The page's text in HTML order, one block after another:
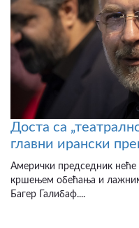
Доста са
главни ирански
Амерички председник
кршењем обећања и
Багер Галибаф....